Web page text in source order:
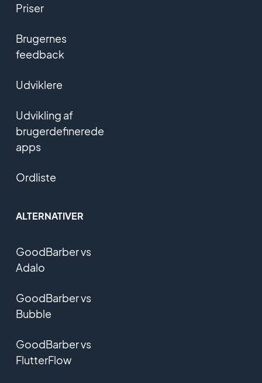
Priser
Brugernes
feedback
Udviklere
Udvikling af
brugerdefinerede
apps
Ordliste
ALTERNATIVER
GoodBarber vs
Adalo
GoodBarber vs
Bubble
GoodBarber vs
FlutterFlow